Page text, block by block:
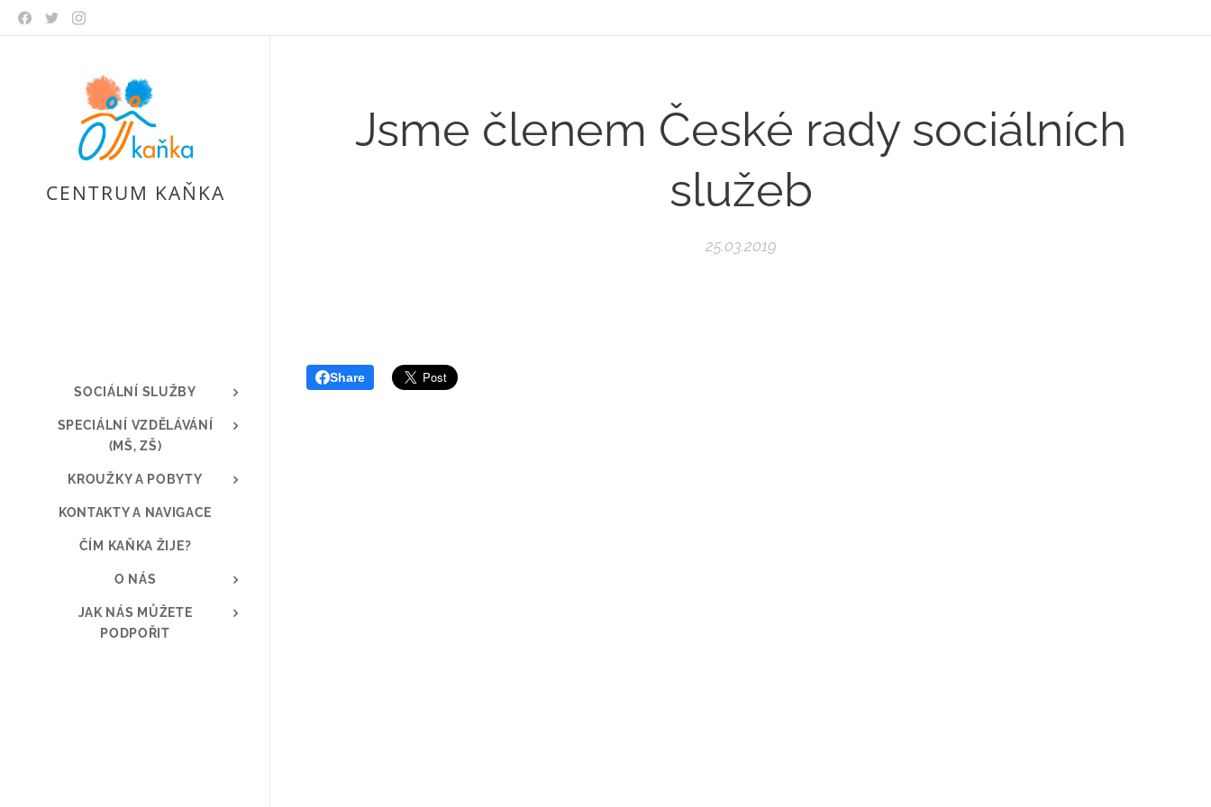
CENTRUM KAŇKA
SOCIÁLNÍ SLUŽBY
SPECIÁLNÍ VZDĚLÁVÁNÍ
(MŠ, ZŠ)
KROUŽKY A POBYTY
KONTAKTY A NAVIGACE
ČÍM KAŇKA ŽIJE?
O NÁS
JAK NÁS MŮŽETE
PODPOŘIT
Jsme členem České rady sociálních
služeb
25.03.2019
Share